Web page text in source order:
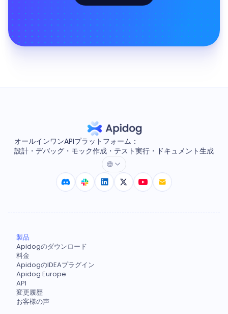
オールインワンAPIプラットフォーム：
設計・デバッグ・モック作成・テスト実行・ドキュメント生成
製品
Apidogのダウンロード
料金
ApidogのIDEAプラグイン
Apidog Europe
API
変更履歴
お客様の声